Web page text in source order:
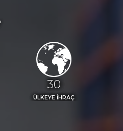
33
ÜLKEYE İHRAÇ